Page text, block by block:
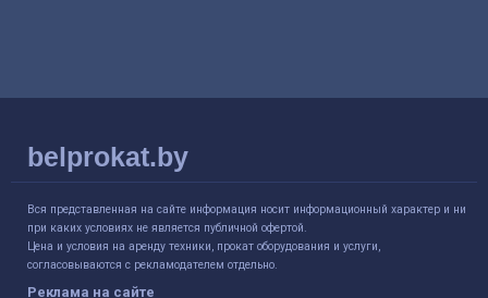
belprokat.by
Вся представленная на сайте информация носит информационный характер и ни
при каких условиях не является публичной офертой.
Цена и условия на аренду техники, прокат оборудования и услуги,
согласовываются с рекламодателем отдельно.
Реклама на сайте